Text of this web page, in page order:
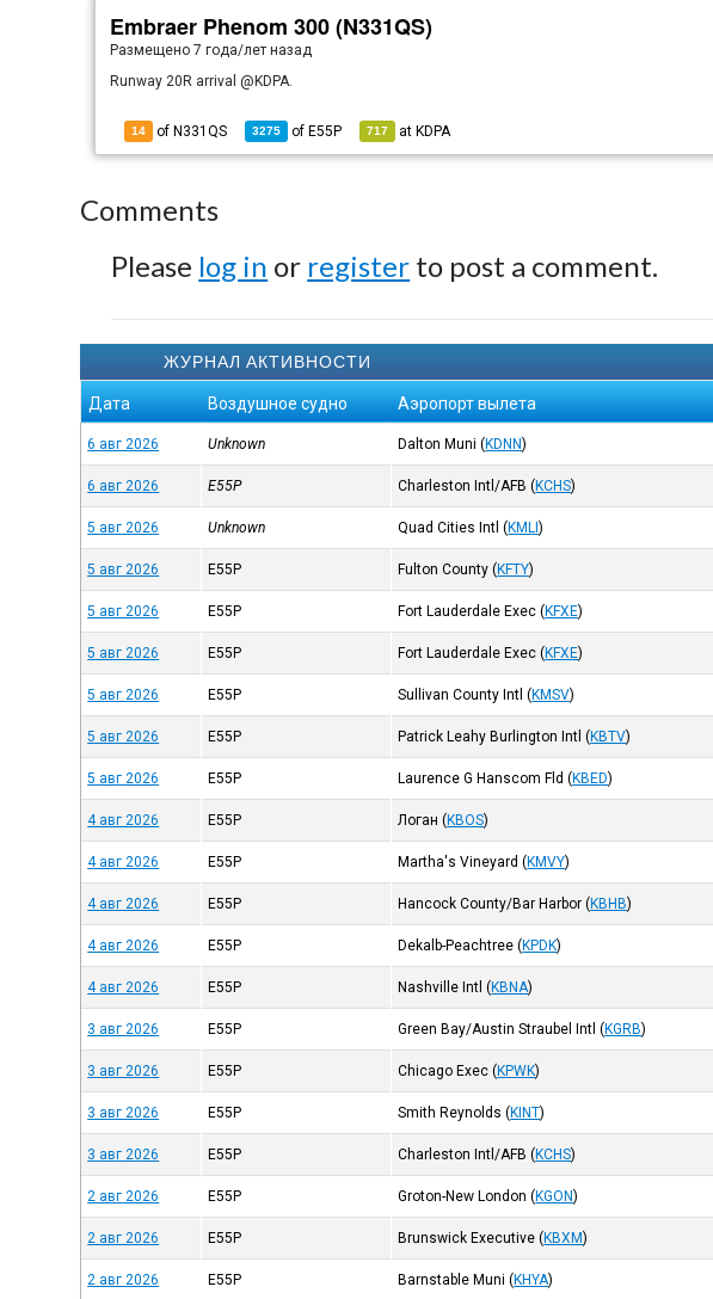
Embraer Phenom 300 (N331QS)
Размещено7 года/лет назад
Runway 20R arrival @KDPA.
14 of N331QS 3275 of E55P 717 at KDPA
Comments
Please log in or register to post a comment.
ЖУРНАЛ АКТИВНОСТИ
Дата Воздушное судно Аэропорт вылета
6 авг 2026 Unknown Dalton Muni (KDNN)
6 авг 2026 E55P Charleston Intl/AFB (KCHS)
5 авг 2026 Unknown Quad Cities Intl (KMLI)
5 авг 2026 E55P Fulton County(KFTY)
5 авг 2026 E55P Fort Lauderdale Exec (KFXE)
5 авг 2026 E55P Fort Lauderdale Exec (KFXE)
5 авг 2026 E55P Sullivan County Intl (KMSV)
5 авг 2026 E55P Patrick Leahy Burlington Intl (KBTV)
5 авг 2026 E55P Laurence G Hanscom Fld (KBED)
4 авг 2026 E55P Логан (KBOS)
4 авг 2026 E55P Martha's Vineyard (KMVY)
4 авг 2026 E55P Hancock County/Bar Harbor (KBHB)
4 авг 2026 E55P Dekalb-Peachtree (KPDK)
4 авг 2026 E55P Nashville Intl (KBNA)
3 авг 2026 E55P Green Bay/Austin Straubel Intl (KGRB)
3 авг 2026 E55P Chicago Exec (KPWK)
3 авг 2026 E55P Smith Reynolds (KINT)
3 авг 2026 E55P Charleston Intl/AFB (KCHS)
2 авг 2026 E55P Groton-New London (KGON)
2 авг 2026 E55P Brunswick Executive (KBXM)
2 авг 2026 E55P Barnstable Muni (KHYA)